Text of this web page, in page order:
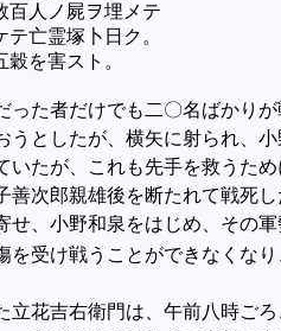
百人ノ屍ヲ埋メテ
亡霊塚卜日ク。
を害スト。
た者だけでも二〇名ばかりが
としたが、横矢に射られ、
たが、これも先手を救うた
次郎親雄後を断たれて戦死
、小野和泉をはじめ、その軍
を受け戦うことができなくな
花吉右衛門は、午前八時ご